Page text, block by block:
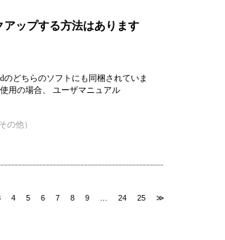
ップする方法はあります
どちらのソフトにも同梱されていま
用の場合、 ユーザマニュアル
の他）
4 5 6 7 8 9 24 25 ≫